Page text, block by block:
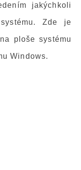
jakýchkoli
Zde je
ploše systému
Windows.